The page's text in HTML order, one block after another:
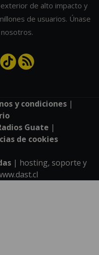
de alto impacto y
de usuarios. Únase
y condiciones|
Guate |
de cookies
| hosting, soporte y